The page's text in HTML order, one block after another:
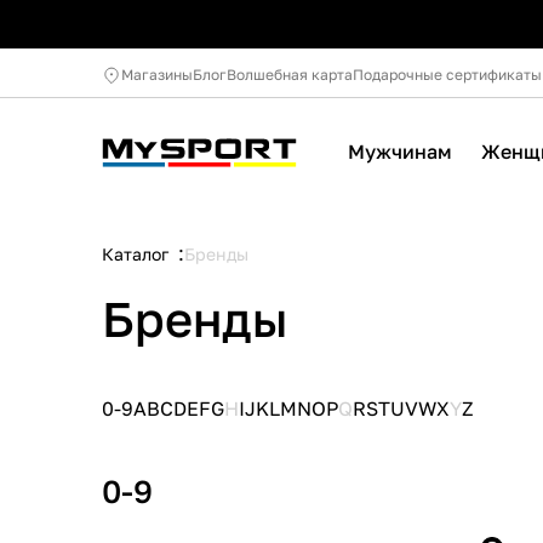
МагазиныБлогВолшебная картаПодарочные сертификаты
Мужчинам
Каталог Бренды
Бренды
0-9ABCDEFGHIJKLMNOPQRSTUVWXYZ
0-9